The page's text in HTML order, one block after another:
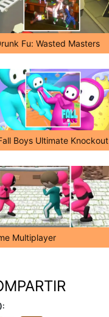
Fu: Wasted Masters
Boys Ultimate Knockout
Multiplayer